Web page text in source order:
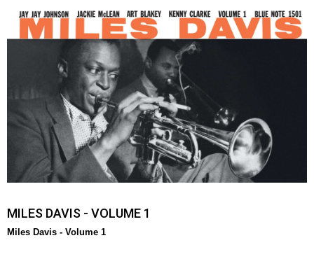
MILES DAVIS - VOLUME 1
Miles Davis - Volume 1